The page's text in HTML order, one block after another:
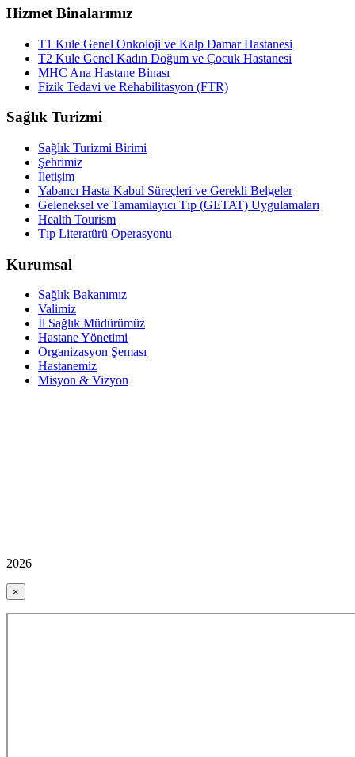
Hizmet Binalarımız
T1 Kule Genel Onkoloji ve Kalp Damar Hastanesi
T2 Kule Genel Kadın Doğum ve Çocuk Hastanesi
MHC Ana Hastane Binası
Fizik Tedavi ve Rehabilitasyon (FTR)
Sağlık Turizmi
Sağlık Turizmi Birimi
Şehrimiz
İletişim
Yabancı Hasta Kabul Süreçleri ve Gerekli Belgeler
Geleneksel ve Tamamlayıcı Tıp (GETAT) Uygulamaları
Health Tourism
Tıp Literatürü Operasyonu
Kurumsal
Sağlık Bakanımız
Valimiz
İl Sağlık Müdürümüz
Hastane Yönetimi
Organizasyon Şeması
Hastanemiz
Misyon & Vizyon
2026
×